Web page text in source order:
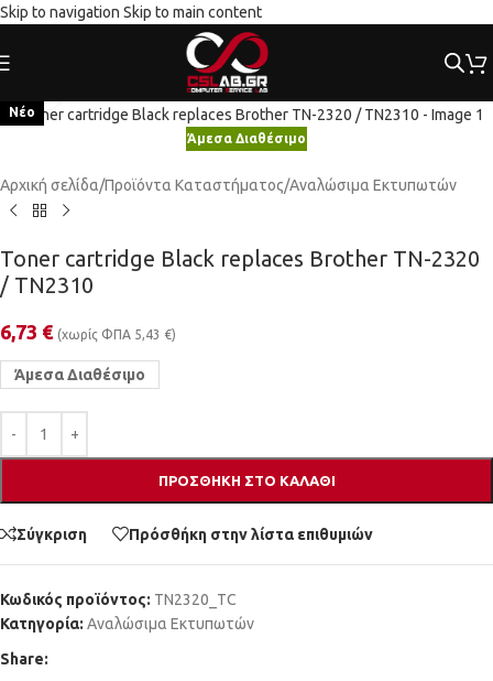
Skip to navigation Skip to main content
Νέο
Κλικ για μεγέθυνση
Άμεσα Διαθέσιμο
Αρχική σελίδα/Προϊόντα Καταστήματος/Αναλώσιμα Εκτυπωτών
Toner cartridge Black replaces Brother TN-2320
/ TN2310
6,73 € (χωρίς ΦΠΑ 5,43 €)
Άμεσα Διαθέσιμο
ΠΡΟΣΘΉΚΗ ΣΤΟ ΚΑΛΆΘΙ
Σύγκριση Πρόσθήκη στην λίστα επιθυμιών
Κωδικός προϊόντος: TN2320_TC
Κατηγορία: Αναλώσιμα Εκτυπωτών
Share: